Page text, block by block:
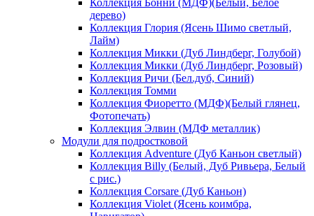
Коллекция Бонни (МДФ)(Белый, Белое
дерево)
Коллекция Глория (Ясень Шимо светлый,
Лайм)
Коллекция Микки (Дуб Линдберг, Голубой)
Коллекция Микки (Дуб Линдберг, Розовый)
Коллекция Ричи (Бел.дуб, Синий)
Коллекция Томми
Коллекция Фиоретто (МДФ)(Белый глянец,
Фотопечать)
Коллекция Элвин (МДФ металлик)
Модули для подростковой
Коллекция Adventure (Дуб Каньон светлый)
Коллекция Billy (Белый, Дуб Ривьера, Белый
с рис.)
Коллекция Corsare (Дуб Каньон)
Коллекция Violet (Ясень коимбра,